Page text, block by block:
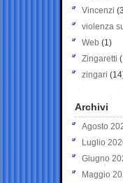
Vincenzi
violenza
Web (1)
Zingaretti
zingari
Archivi
Agosto
Luglio
Giugno
Maggio